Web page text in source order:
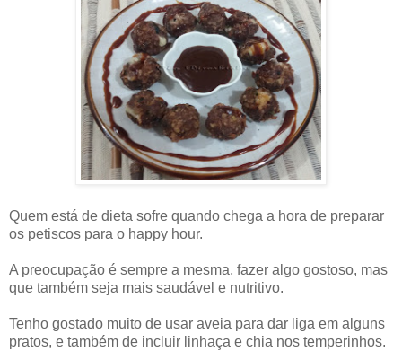
Quem está de dieta sofre quando chega a hora de preparar
os petiscos para o happy hour.
A preocupação é sempre a mesma, fazer algo gostoso, mas
que também seja mais saudável e nutritivo.
Tenho gostado muito de usar aveia para dar liga em alguns
pratos, e também de incluir linhaça e chia nos temperinhos.